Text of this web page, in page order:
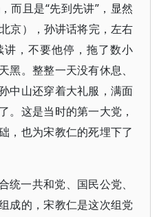
而且是“先到先讲”，显然
京），孙讲话将完，左右
讲，不要他停，拖了数小
黑。整整一天没有休息、
中山还穿着大礼服，满面
。这是当时的第一大党，
，也为宋教仁的死埋下了
统一共和党、国民公党、
成的，宋教仁是这次组党